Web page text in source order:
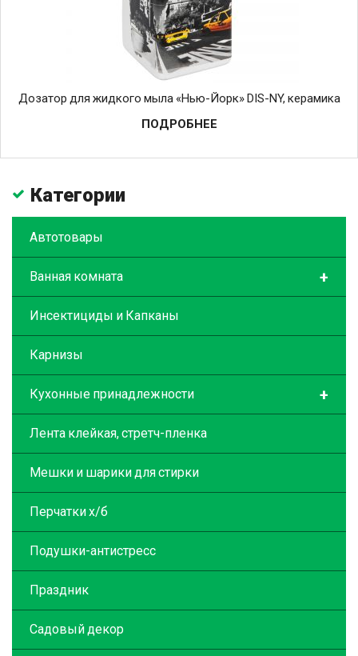
Дозатор для жидкого мыла «Нью-Йорк» DIS-NY, керамика
ПОДРОБНЕЕ
Категории
Автотовары
+
Ванная комната
Инсектициды и Капканы
Карнизы
+
Кухонные принадлежности
Лента клейкая, стретч-пленка
Мешки и шарики для стирки
Перчатки х/б
Подушки-антистресс
Праздник
Садовый декор